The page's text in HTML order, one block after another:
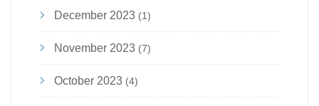
December 2023 (1)
November 2023 (7)
October 2023 (4)